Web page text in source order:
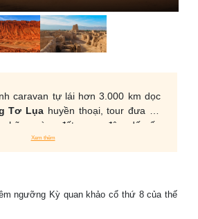
caravan tự lái hơn 3.000 km dọc
Tơ Lụa huyền thoại, tour đưa du
vùng đất mang đậm dấu ấn
kỳ vĩ của Trung Quốc. Từ cố đô
Sa Pha Đầu, chiêm ngưỡng kỳ
khám phá Hang Mạc Cao và Hồ
mạc Gobi trước khi đặt chân đến
Xem thêm
ngưỡng Kỳ quan khảo cổ thứ 8 của thế